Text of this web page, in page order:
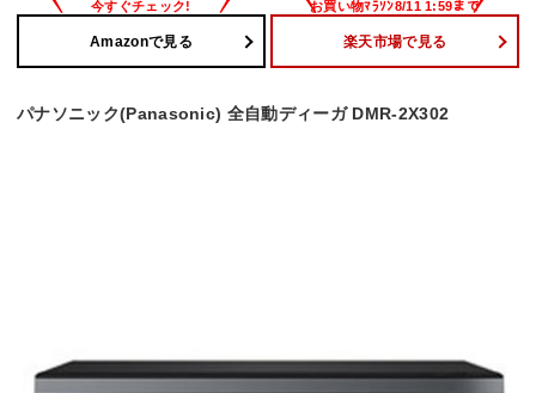
Amazonで見る 楽天市場で見る
パナソニック(Panasonic) 全自動ディーガ DMR-2X302